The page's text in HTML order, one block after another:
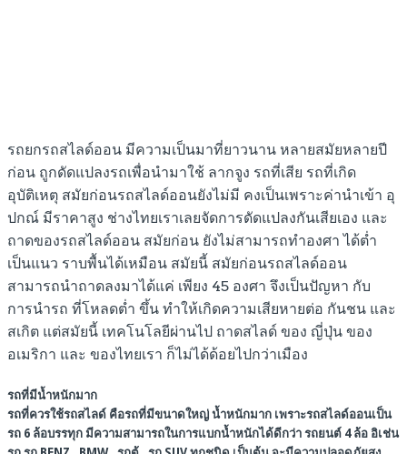
รถยกรถสไลด์ออน มีความเป็นมาที่ยาวนาน หลายสมัยหลายปี
ก่อน ถูกดัดแปลงรถเพื่อนำมาใช้ ลากจูง รถที่เสีย รถที่เกิด
อุบัติเหตุ สมัยก่อนรถสไลด์ออนยังไม่มี คงเป็นเพราะค่านำเข้า อุ
ปกณ์ มีราคาสูง ช่างไทยเราเลยจัดการดัดแปลงกันเสียเอง และ
ถาดของรถสไลด์ออน สมัยก่อน ยังไม่สามารถทำองศา ได้ต่ำ
เป็นแนว ราบพื้นได้เหมือน สมัยนี้ สมัยก่อนรถสไลด์ออน
สามารถนำถาดลงมาได้แค่ เพียง 45 องศา จึงเป็นปัญหา กับ
การนำรถ ที่โหลดต่ำ ขึ้น ทำให้เกิดความเสียหายต่อ กันชน และ
สเกิต แต่สมัยนี้ เทคโนโลยีผ่านไป ถาดสไลด์ ของ ญี่ปุ่น ของ
อเมริกา และ ของไทยเรา ก็ไม่ได้ด้อยไปกว่าเมือง
รถที่มีน้ำหนักมาก
รถที่ควรใช้รถสไลด์ คือรถที่มีขนาดใหญ่ น้ำหนักมาก เพราะรถสไลด์ออนเป็น
รถ 6 ล้อบรรทุก มีความสามารถในการแบกน้ำหนักได้ดีกว่า รถยนต์ 4 ล้อ อิเช่น